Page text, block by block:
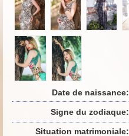
Date de naissance:
Signe du zodiaque:
Situation matrimoniale: